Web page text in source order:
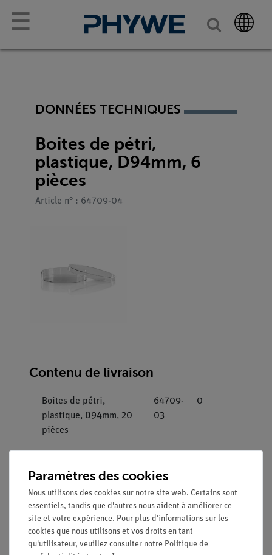
☰
DONNÉES TECHNIQUES
Boites de pétri,
plastique, D94mm, 6
pièces
Article n° : 64709-04
Contenu de livraison
Boites de pétri,
plastique, D94mm, 20
pièces
64709-
03
0
Paramètres des cookies
Nous utilisons des cookies sur notre site web. Certains sont
essentiels, tandis que d'autres nous aident à améliorer ce
site et votre expérience. Pour plus d'informations sur les
cookies que nous utilisons et vos droits en tant
qu'utilisateur, veuillez consulter notre Politique de